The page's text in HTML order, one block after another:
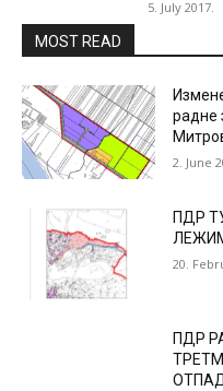
5. July 2017.
MOST READ
радне
2. June
ПДР
20.
ПДР